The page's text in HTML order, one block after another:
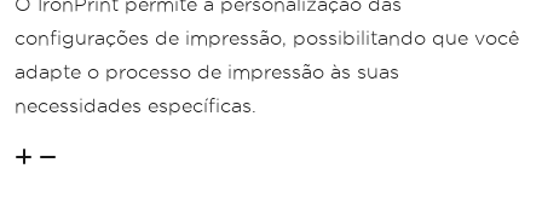
O IronPrint permite a personalização das
configurações de impressão, possibilitando que você
adapte o processo de impressão às suas
necessidades específicas.